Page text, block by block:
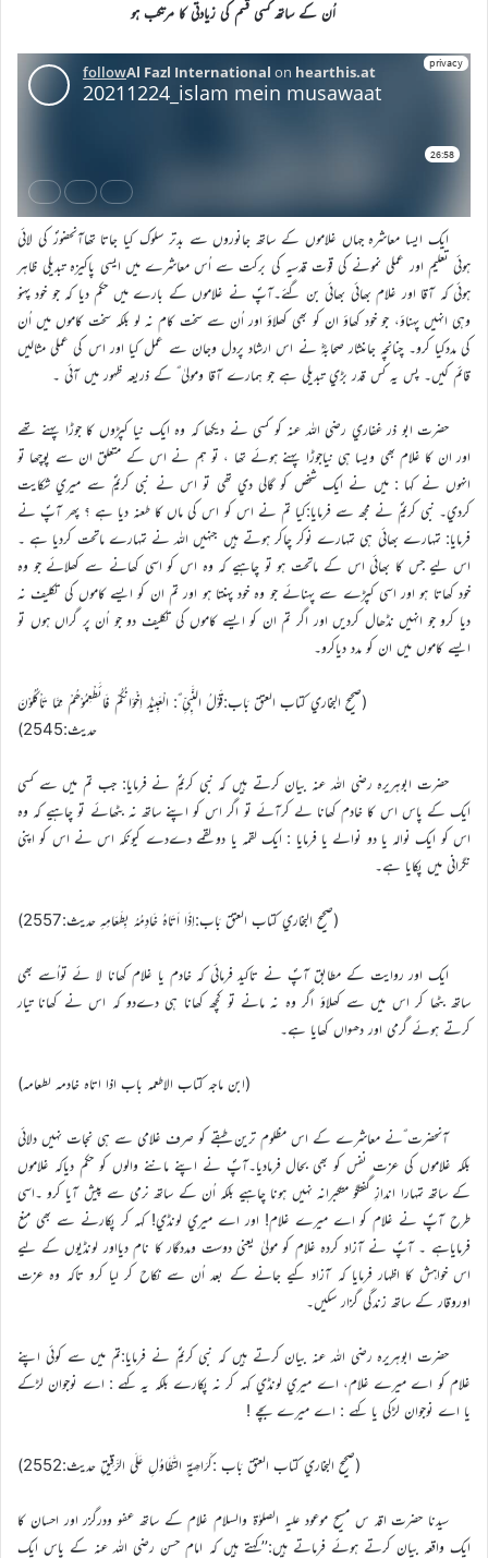
اُن کے ساتھ کسي قسم کي زيادتي کا مرتکب ہو
ايک ايسا معاشرہ جہاں غلاموں کے ساتھ جانوروں سے بدتر سلوک کيا جاتا تھاآنحضورؐ کي لائي
ہوئي تعليم اور عملی نمونے کي قوت قدسيہ کي برکت سے اُس معاشرے ميں ايسي پاکيزہ تبديلي ظاہر
ہوئي کہ آقا اور غلام بھائي بھائي بن گئے۔آپؐ نے غلاموں کے بارے ميں حکم ديا کہ جو خود پہنو
وہي انہيں پہناؤ، جو خود کھاؤ ان کو بھي کھلاؤ اور اُن سے سخت کام نہ لو بلکہ سخت کاموں ميں اُن
کي مددکيا کرو۔ چنانچہ جاںنثار صحابہؓ نے اس ارشاد پردل وجان سے عمل کيا اور اس کي عملي مثاليں
قائم کيں۔ پس يہ کس قدر بڑي تبديلي ہے جو ہمارے آقا وموليٰ ؐ کے ذريعہ ظہور ميں آئي ۔
حضرت ابو ذر غفاري رضي اللہ عنہ کو کسي نے ديکھا کہ وہ ايک نيا کپڑوں کا جوڑا پہنے تھے
اور ان کا غلام بھي ويسا ہي نياجوڑا پہنے ہوئے تھا ، تو ہم نے اس کے متعلق ان سے پوچھا تو
انہوں نے کہا : ميں نے ايک شخص کو گالي دي تھي تو اس نے نبي کریمؐ سے ميري شکايت
کردي۔ نبي کریمؐ نے مجھ سے فرمايا:کيا تم نے اس کو اس کي ماں کا طعنہ ديا ہے ؟ پھر آپؐ نے
فرمايا: تمہارے بھائي ہي تمہارے نوکر چاکر ہوتے ہيں جنہيں اللہ نے تمہارے ماتحت کرديا ہے ۔
اس لیے جس کا بھائي اس کے ماتحت ہو تو چاہيے کہ وہ اس کو اسي کھانے سے کھلائے جو وہ
خود کھاتا ہو اور اسي کپڑے سے پہنائے جو وہ خود پہنتا ہو اور تم ان کو ايسے کاموں کي تکليف نہ
ديا کرو جو انہيں نڈھال کرديں اور اگر تم ان کو ايسے کاموں کي تکليف دو جو اُن پر گراں ہوں تو
ايسے کاموں ميں ان کو مدد دياکرو۔
(صحيح البخاري کتاب العتق بَاب:قَوْلُ النَّبِيِّ ؐ: الْعَبِيْدُ اِخْوَانُکُمْ فَائَطْعِمُوْھُمْ مِمَّا تَاْکُلُوْنَ
حديث:2545)
حضرت ابوہريرہ رضي اللہ عنہ بيان کرتے ہيں کہ نبي کریمؐ نے فرمايا: جب تم ميں سے کسي
ايک کے پاس اس کا خادم کھانا لے کرآئے تو اگر اس کو اپنے ساتھ نہ بٹھائے تو چاہيے کہ وہ
اس کو ايک نوالہ يا دو نوالے يا فرمايا : ايک لقمہ يا دو لقمے دےدے کيونکہ اس نے اس کو اپني
نگراني ميں پکايا ہے۔
(صحيح البخاري کتاب العتق بَاب:اِذَا اَتَاہُ خَادِمُہُ بِطَعَامِہِ حديث:2557)
ايک اور روايت کے مطابق آپؐ نے تاکيد فرمائي کہ خادم يا غلام کھانا لا ئے تواُسے بھي
ساتھ بٹھا کر اس ميں سے کھلاؤ اگر وہ نہ مانے تو کچھ کھانا ہي دےدو کہ اس نے کھانا تيار
کرتے ہوئے گرمي اور دھواں کھايا ہے۔
(ابن ماجہ کتاب الاطعمہ باب اذا اتاہ خادمہ لطعامہ)
آنحضرت ؐنے معاشرے کے اس مظلوم ترين طبقے کو صرف غلامي سے ہي نجات نہيں دلائي
بلکہ غلاموں کي عزت نفس کو بھي بحال فرماديا۔آپؐ نے اپنے ماننے والوں کو حکم دياکہ غلاموں
کے ساتھ تمہارا اندازِ گفتگو متکبرانہ نہيں ہونا چاہیے بلکہ اُن کے ساتھ نرمي سے پيش آيا کرو ۔اسي
طرح آپؐ نے غلام کو اے ميرے غلام! اور اے ميري لونڈي! کہہ کر پکارنے سے بھي منع
فرماياہے ۔ آپؐ نے آزاد کردہ غلام کو موليٰ يعني دوست ومددگار کا نام ديااور لونڈيوں کے ليے
اس خواہش کا اظہار فرمايا کہ آزاد کیے جانے کے بعد اُن سے نکاح کر ليا کرو تاکہ وہ عزت
اوروقار کے ساتھ زندگي گزار سکيں۔
حضرت ابوہريرہ رضي اللہ عنہ بيان کرتے ہيں کہ نبي کریمؐ نے فرمايا:تم ميں سے کوئي اپنے
غلام کو اے ميرے غلام، اے ميري لونڈي کہہ کر نہ پکارے بلکہ يہ کہے : اے نوجوان لڑکے
يا اے نوجوان لڑکي يا کہے : اے ميرے بچے !
(صحيح البخاري کتاب العتق بَاب :کَرَاھِيَةِ التَّطَاوُلِ عَلَي الرَّقِيْقِ حديث:2552)
سيدنا حضرت اقد س مسيح موعود عليہ الصلوٰة والسلام غلام کے ساتھ عفو ودرگزر اور احسان کا
ايک واقعہ بيان کرتے ہوئے فرماتے ہيں:’’کہتے ہيں کہ امام حسن رضي اللہ عنہ کے پاس ايک